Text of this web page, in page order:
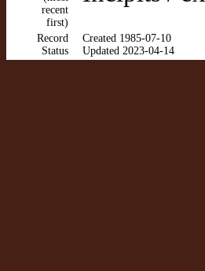
recent
first)
Record
Status
Created 1985-07-10
Updated 2023-04-14